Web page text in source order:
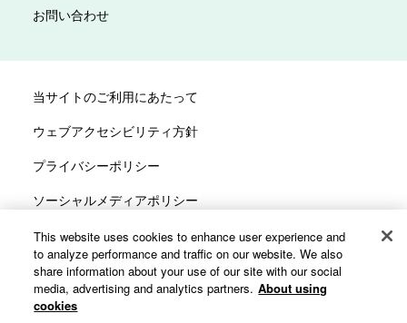
お問い合わせ
当サイトのご利用にあたって
ウェブアクセシビリティ方針
プライバシーポリシー
ソーシャルメディアポリシー
サイトマップ
カスタマーハラスメントへの対応方針
This website uses cookies to enhance user experience and
to analyze performance and traffic on our website. We also
share information about your use of our site with our social
media, advertising and analytics partners. About using
cookies